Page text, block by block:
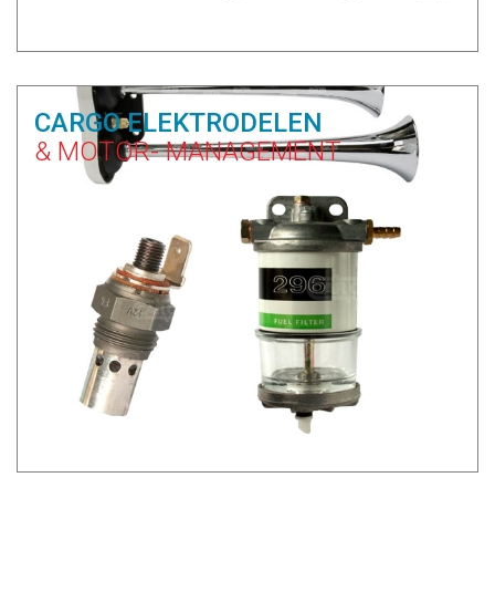
CARGO ELEKTRODELEN
& MOTOR- MANAGEMENT